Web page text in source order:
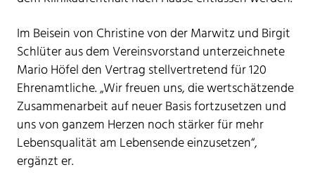
Im Beisein von Christine von der Marwitz und Birgit
Schlüter aus dem Vereinsvorstand unterzeichnete
Mario Höfel den Vertrag stellvertretend für 120
Ehrenamtliche. „Wir freuen uns, die wertschätzende
Zusammenarbeit auf neuer Basis fortzusetzen und
uns von ganzem Herzen noch stärker für mehr
Lebensqualität am Lebensende einzusetzen“,
ergänzt er.